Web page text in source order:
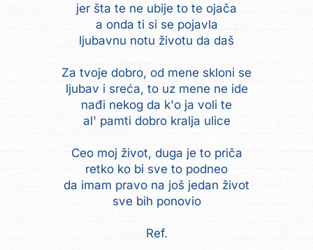
jer šta te ne ubije to te ojača
a onda ti si se pojavla
ljubavnu notu životu da daš
Za tvoje dobro, od mene skloni se
ljubav i sreća, to uz mene ne ide
nađi nekog da k'o ja voli te
al' pamti dobro kralja ulice
Ceo moj život, duga je to priča
retko ko bi sve to podneo
da imam pravo na još jedan život
sve bih ponovio
Ref.